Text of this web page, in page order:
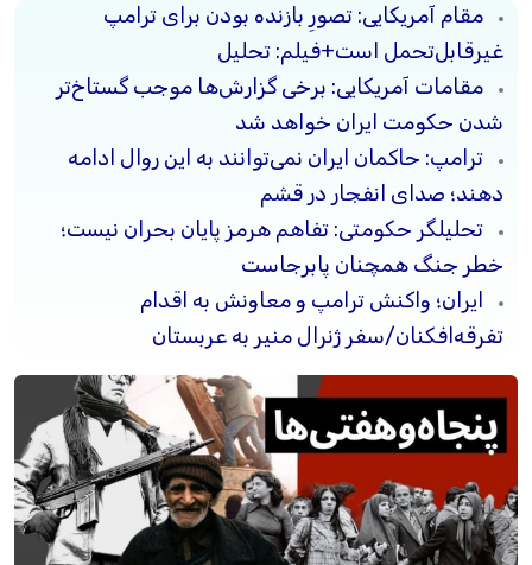
مقام آمریکایی: تصورِ بازنده بودن برای ترامپ
غیرقابل‌تحمل است+فیلم: تحلیل
مقامات آمریکایی: برخی گزارش‌ها موجب گستاخ‌تر
شدن حکومت ایران خواهد شد
ترامپ: حاکمان ایران نمی‌توانند به این روال ادامه
دهند؛ صدای انفجار در قشم
تحلیلگر حکومتی: تفاهم هرمز پایان بحران نیست؛
خطر جنگ همچنان پابرجاست
ایران؛ واکنش ترامپ و معاونش به اقدام
تفرقه‌افکنان/سفر ژنرال منیر به عربستان